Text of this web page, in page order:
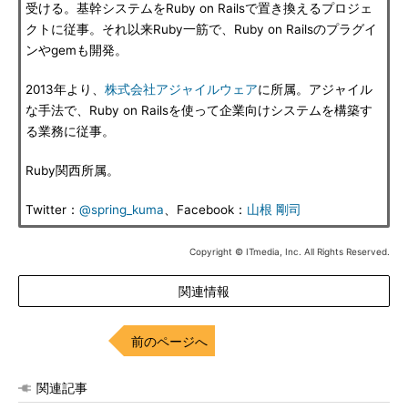
受ける。基幹システムをRuby on Railsで置き換えるプロジェ
クトに従事。それ以来Ruby一筋で、Ruby on Railsのプラグイ
ンやgemも開発。
2013年より、 株式会社アジャイルウェアに所属。アジャイル
な手法で、Ruby on Railsを使って企業向けシステムを構築す
る業務に従事。
Ruby関西所属。
Twitter： @spring_kuma 、Facebook： 山根 剛司
Copyright © ITmedia, Inc. All Rights Reserved.
関連情報
前のページへ
関連記事